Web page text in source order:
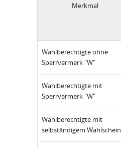
Merkmal
Wahlberechtigte ohne
Sperrvermerk "W"
Wahlberechtigte mit
Sperrvermerk "W"
Wahlberechtigte mit
selbständigem Wahlschein